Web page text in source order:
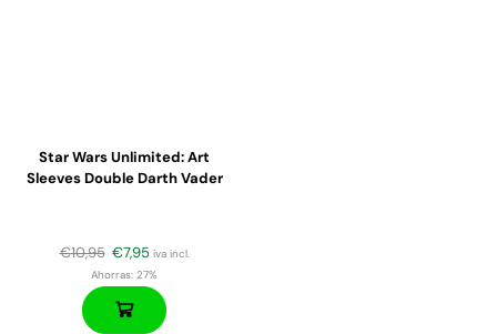
Star Wars Unlimited: Art
Sleeves Double Darth Vader
€10,95 €7,95 iva incl.
Ahorras: 27%